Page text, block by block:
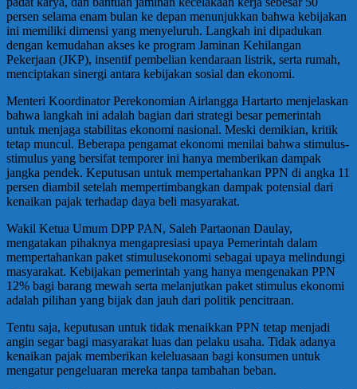
persen selama enam bulan ke depan menunjukkan bahwa kebijakan
ini memiliki dimensi yang menyeluruh. Langkah ini dipadukan
dengan kemudahan akses ke program Jaminan Kehilangan
Pekerjaan (JKP), insentif pembelian kendaraan listrik, serta rumah,
menciptakan sinergi antara kebijakan sosial dan ekonomi.
Menteri Koordinator Perekonomian Airlangga Hartarto menjelaskan
bahwa langkah ini adalah bagian dari strategi besar pemerintah
untuk menjaga stabilitas ekonomi nasional. Meski demikian, kritik
tetap muncul. Beberapa pengamat ekonomi menilai bahwa stimulus-
stimulus yang bersifat temporer ini hanya memberikan dampak
jangka pendek. Keputusan untuk mempertahankan PPN di angka 11
persen diambil setelah mempertimbangkan dampak potensial dari
kenaikan pajak terhadap daya beli masyarakat.
Wakil Ketua Umum DPP PAN, Saleh Partaonan Daulay,
mengatakan pihaknya mengapresiasi upaya Pemerintah dalam
mempertahankan paket stimulusekonomi sebagai upaya melindungi
masyarakat. Kebijakan pemerintah yang hanya mengenakan PPN
12% bagi barang mewah serta melanjutkan paket stimulus ekonomi
adalah pilihan yang bijak dan jauh dari politik pencitraan.
Tentu saja, keputusan untuk tidak menaikkan PPN tetap menjadi
angin segar bagi masyarakat luas dan pelaku usaha. Tidak adanya
kenaikan pajak memberikan keleluasaan bagi konsumen untuk
mengatur pengeluaran mereka tanpa tambahan beban.